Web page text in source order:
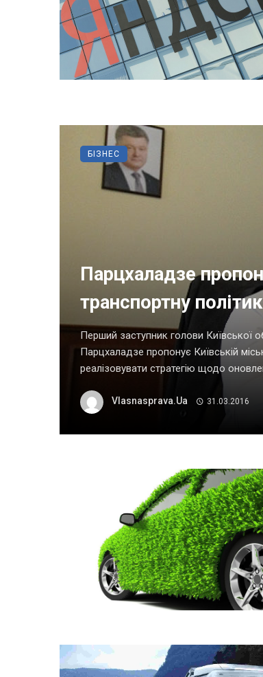
Парцхаладзе
транспортну
Перший заступник голови Київської
Парцхаладзе пропонує Київській
реалізовувати стратегію щодо
Vlasnasprava.ua 31.03.2016
БІЗНЕС